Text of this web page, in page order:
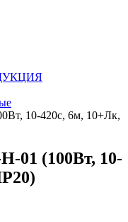
10-420с, 6м, 10+Лк,
01 (100Вт, 10-